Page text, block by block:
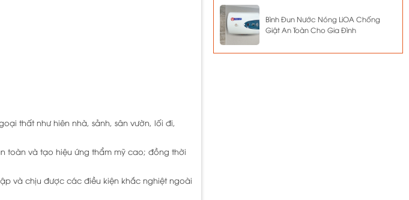
thất như hiên nhà, sảnh, sân vườn, lối đi,
toàn và tạo hiệu ứng thẩm mỹ cao; đồng thời
và chịu được các điều kiện khắc nghiệt ngoài
Bình Đun Nước Nóng LiOA Chống
Giật An Toàn Cho Gia Đình